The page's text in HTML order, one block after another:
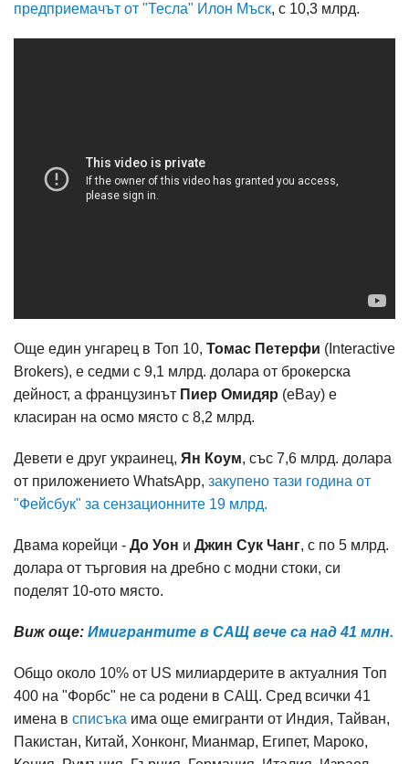
предприемачът от "Тесла" Илон Мъск, с 10,3 млрд.
Още един унгарец в Топ 10, Томас Петерфи (Interactive
Brokers), е седми с 9,1 млрд. долара от брокерска
дейност, а французинът Пиер Омидяр (eBay) е
класиран на осмо място с 8,2 млрд.
Девети е друг украинец, Ян Коум, със 7,6 млрд. долара
от приложението WhatsApp, закупено тази година от
"Фейсбук" за сензационните 19 млрд.
Двама корейци - До Уон и Джин Сук Чанг, с по 5 млрд.
долара от търговия на дребно с модни стоки, си
поделят 10-ото място.
Виж още: Имигрантите в САЩ вече са над 41 млн.
Общо около 10% от US милиардерите в актуалния Топ
400 на "Форбс" не са родени в САЩ. Сред всички 41
имена в списъка има още емигранти от Индия, Тайван,
Пакистан, Китай, Хонконг, Мианмар, Египет, Мароко,